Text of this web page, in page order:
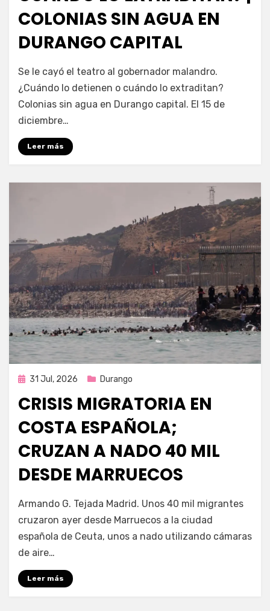
COLONIAS SIN AGUA EN
DURANGO CAPITAL
por Fernando Miranda Servín
Se le cayó el teatro al gobernador malandro.
¿Cuándo lo detienen o cuándo lo extraditan?
Colonias sin agua en Durango capital. El 15 de
diciembre…
Leer más
Publicada
31 Jul, 2026 Durango
CRISIS MIGRATORIA EN
COSTA ESPAÑOLA;
CRUZAN A NADO 40 MIL
DESDE MARRUECOS
Fernando Miranda Servín
Armando G. Tejada Madrid. Unos 40 mil migrantes
cruzaron ayer desde Marruecos a la ciudad
española de Ceuta, unos a nado utilizando cámaras
de aire…
Leer más